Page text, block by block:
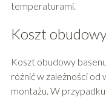
temperaturami.
Koszt
Koszt obudowy
różnić w zależności od
montażu. W